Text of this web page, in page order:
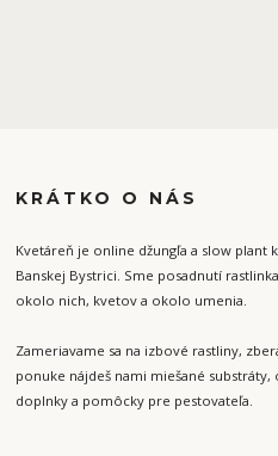
KRÁTKO O NÁS
Kvetáreň je online džungľa a slow plant
Banskej Bystrici. Sme posadnutí
okolo nich, kvetov a okolo umenia.
Zameriavame sa na izbové rastliny,
ponuke nájdeš nami miešané
doplnky a pomôcky pre pestovateľa.